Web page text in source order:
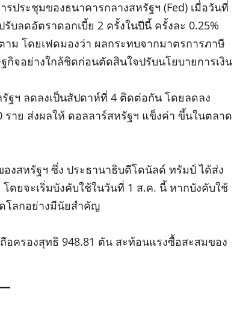
ประชุมของธนาคารกลางสหรัฐฯ (Fed) เมื่อวันที่
บลดอัตราดอกเบี้ย 2 ครั้งในปีนี้ ครั้งละ 0.25%
ม โดยเฟดมองว่า ผลกระทบจากมาตรการภาษี
กิจอย่างใกล้ชิดก่อนตัดสินใจปรับนโยบายการเงิน
ฐฯ ลดลงเป็นสัปดาห์ที่ 4 ติดต่อกัน โดยลดลง
ราย ส่งผลให้ ดอลลาร์สหรัฐฯ แข็งค่า ขึ้นในตลาด
งสหรัฐฯ ซึ่ง ประธานาธิบดีโดนัลด์ ทรัมป์ ได้ส่ง
โดยจะเริ่มบังคับใช้ในวันที่ 1 ส.ค. นี้ หากบังคับใช้
โลกอย่างมีนัยสำคัญ
ครองสุทธิ 948.81 ตัน สะท้อนแรงซื้อสะสมของ